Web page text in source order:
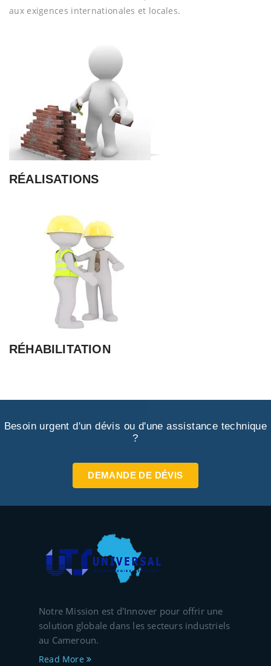
aux exigences internationales et locales.
RÉALISATIONS
RÉHABILITATION
Besoin urgent d'un dévis ou d'une assistance technique
?
DEMANDE DE DÉVIS
Notre Mission est d'Innover pour offrir une
solution globale dans les secteurs industriels
au Cameroun.
Read More